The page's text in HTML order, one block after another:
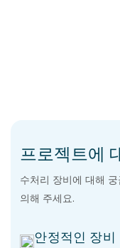
프로젝트에
수처리 장비에 대해
의해 주세요.
안정적인 장비